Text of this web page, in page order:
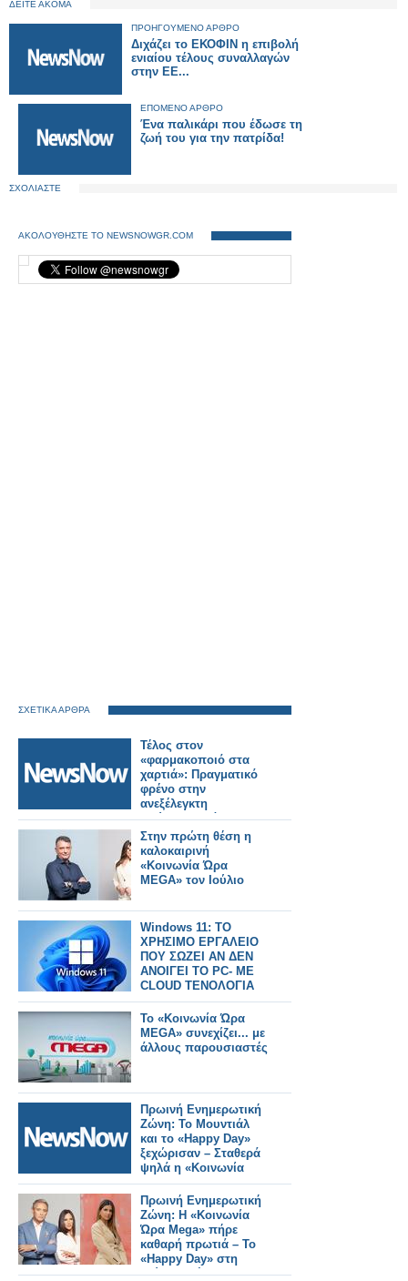
ΔΕΙΤΕ ΑΚΟΜΑ
ΠΡΟΗΓΟΥΜΕΝΟ ΑΡΘΡΟ
Διχάζει το ΕΚΟΦΙΝ η επιβολή
ενιαίου τέλους συναλλαγών
στην ΕΕ...
ΕΠΟΜΕΝΟ ΑΡΘΡΟ
Ένα παλικάρι που έδωσε τη
ζωή του για την πατρίδα!
ΣΧΟΛΙΑΣΤΕ
ΑΚΟΛΟΥΘΗΣΤΕ ΤΟ NEWSNOWGR.COM
ΣΧΕΤΙΚΑ ΑΡΘΡΑ
Τέλος στον
«φαρμακοποιό στα
χαρτιά»: Πραγματικό
φρένο στην
ανεξέλεγκτη
διεύρυνση βάζει ο
ΠΦΣ!
Στην πρώτη θέση η
καλοκαιρινή
«Κοινωνία Ώρα
MEGA» τον Ιούλιο
Windows 11: ΤΟ
ΧΡΗΣΙΜΟ ΕΡΓΑΛΕΙΟ
ΠΟΥ ΣΩΖΕΙ ΑΝ ΔΕΝ
ΑΝΟΙΓΕΙ ΤΟ PC- ΜΕ
CLOUD ΤΕΝΟΛΟΓΙΑ
Το «Κοινωνία Ώρα
MEGA» συνεχίζει... με
άλλους παρουσιαστές
Πρωινή Ενημερωτική
Ζώνη: Το Μουντιάλ
και το «Happy Day»
ξεχώρισαν – Σταθερά
ψηλά η «Κοινωνία
Ώρα Mega»
Πρωινή Ενημερωτική
Ζώνη: Η «Κοινωνία
Ώρα Mega» πήρε
καθαρή πρωτιά – Το
«Happy Day» στη
δεύτερη θέση